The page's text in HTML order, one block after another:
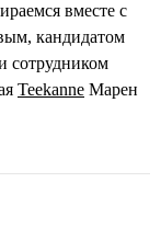
вместе с
кандидатом
сотрудником
Teekanne Марен